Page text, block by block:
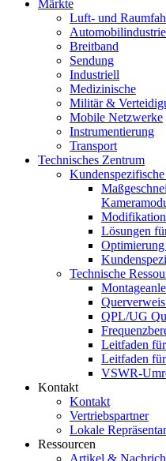
Märkte
Luft- und
Automobilindustrie
Breitband
Sendung
Industriell
Medizinische
Militär &
Mobile Netzwerke
Instrumentierung
Transport
Technisches Zentrum
Lösungen
Technische
QPL/UG
Leitfaden
Leitfaden
VSWR-
Kontakt
Kontakt
Vertriebspartner
Lokale
Ressourcen
Artikel &